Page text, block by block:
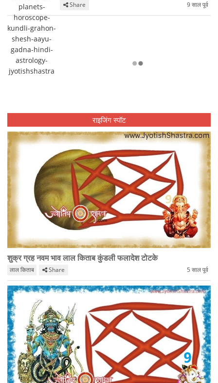
Share 9 साल पूर्व
राइजिंग स्पॉट
शुक्र ग्रह नवम भाव लाल किताब कुंडली फलादेश टोटके
लाल किताब Share 5 साल पूर्व